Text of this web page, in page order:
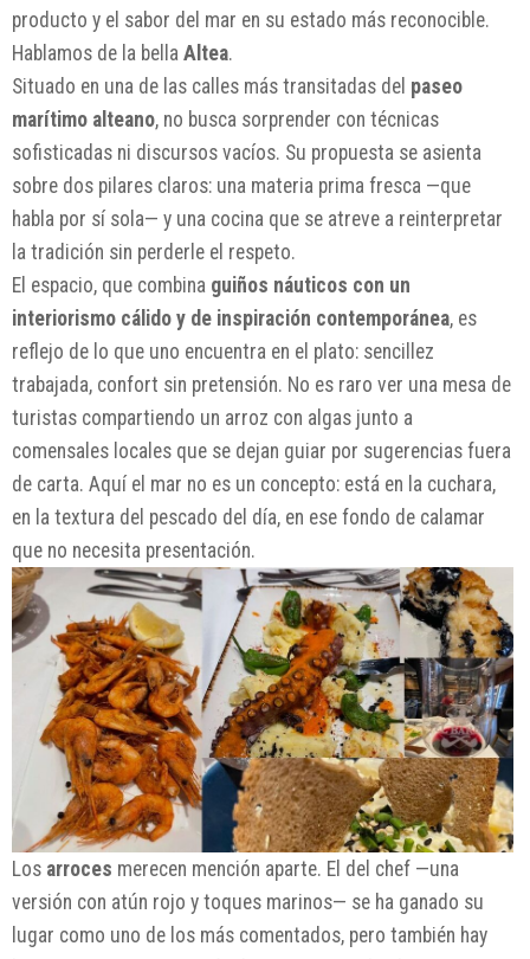
producto y el sabor del mar en su estado más reconocible.
Hablamos de la bella Altea.
Situado en una de las calles más transitadas del paseo
marítimo alteano, no busca sorprender con técnicas
sofisticadas ni discursos vacíos. Su propuesta se asienta
sobre dos pilares claros: una materia prima fresca —que
habla por sí sola— y una cocina que se atreve a reinterpretar
la tradición sin perderle el respeto.
El espacio, que combina guiños náuticos con un
interiorismo cálido y de inspiración contemporánea, es
reflejo de lo que uno encuentra en el plato: sencillez
trabajada, confort sin pretensión. No es raro ver una mesa de
turistas compartiendo un arroz con algas junto a
comensales locales que se dejan guiar por sugerencias fuera
de carta. Aquí el mar no es un concepto: está en la cuchara,
en la textura del pescado del día, en ese fondo de calamar
que no necesita presentación.
Los arroces merecen mención aparte. El del chef —una
versión con atún rojo y toques marinos— se ha ganado su
lugar como uno de los más comentados, pero también hay